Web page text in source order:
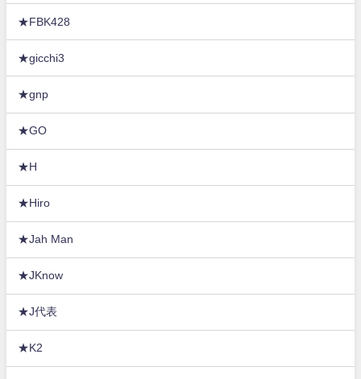
★FBK428
★gicchi3
★gnp
★GO
★H
★Hiro
★Jah Man
★JKnow
★J代表
★K2